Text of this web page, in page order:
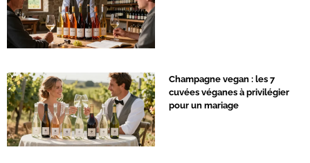
Champagne vegan : les 7
cuvées véganes à privilégier
pour un mariage